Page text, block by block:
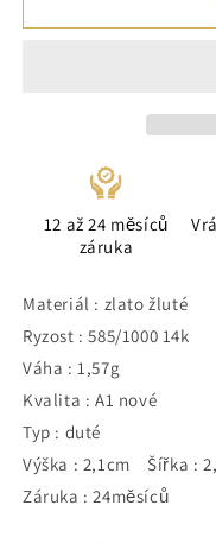
12 až 24 měsíců
záruka
Materiál : zlato žluté
Ryzost : 585/1000 14k
Váha : 1,57g
Kvalita : A1 nové
Typ : duté
Výška : 2,1cm Šířka :
Záruka : 24měsíců